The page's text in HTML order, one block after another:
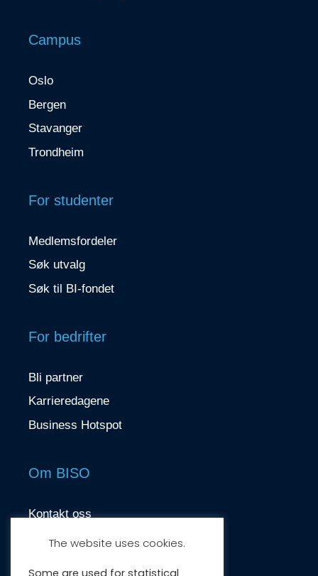
Campus
Oslo
Bergen
Stavanger
Trondheim
For studenter
Medlemsfordeler
Søk utvalg
Søk til BI-fondet
For bedrifter
Bli partner
Karrieredagene
Business Hotspot
Om BISO
Kontakt oss
contact@biso.no
The website uses cookies.
Some are used for statistical